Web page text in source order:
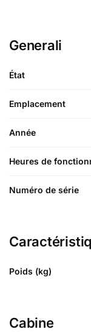
Generali
État
Emplacement
Année
Heures de
Numéro de série
Poids (kg)
Cabine